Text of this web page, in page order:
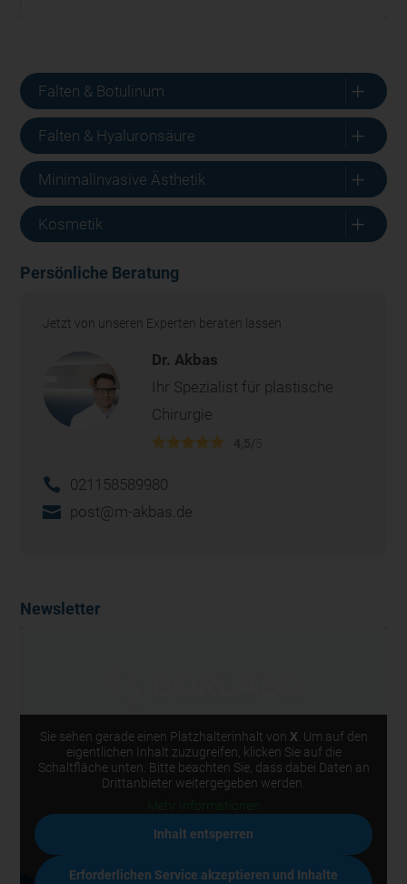
Falten & Botulinum L
Falten & Hyaluronsäure L
Minimalinvasive Ästhetik L
Kosmetik L
Persönliche Beratung
Jetzt von unseren Experten beraten lassen
Dr. Akbas
Ihr Spezialist für plastische
Chirurgie
021158589980
post@m-akbas.de
Newsletter
Sie sehen gerade einen Platzhalterinhalt von X. Um auf den
eigentlichen Inhalt zuzugreifen, klicken Sie auf die
Schaltfläche unten. Bitte beachten Sie, dass dabei Daten an
Drittanbieter weitergegeben werden.
Inhalt entsperren
Erforderlichen Service akzeptieren und Inhalte